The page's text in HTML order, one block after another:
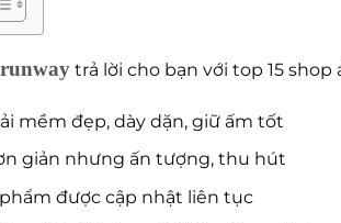
trả lời cho bạn với top 15
mềm đẹp, dày dặn, giữ ấm tốt
giản nhưng ấn tượng, thu hút
được cập nhật liên tục